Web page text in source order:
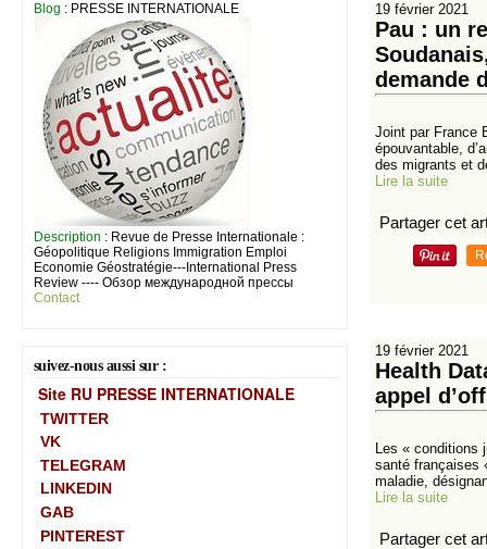
Blog : PRESSE INTERNATIONALE
Description : Revue de Presse Internationale :
Géopolitique Religions Immigration Emploi
Economie Géostratégie---International Press
Review ---- Обзор международной прессы
Contact
suivez-nous aussi sur :
Site RU PRESSE INTERNATIONALE
TWITTER
VK
TELEGRAM
LINKEDIN
GAB
PINTEREST
19 février 2021
Pau : un
demande
Joint par France
épouvantable,
des migrants et
Lire la suite
Partager cet
19 février 2021
Health
appel
Les « conditions
santé françaises
maladie,
Lire la suite
Partager cet